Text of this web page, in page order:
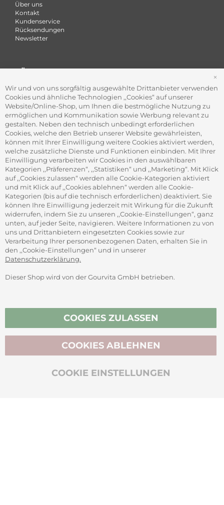
Über uns
Kontakt
Kundenservice
Rücksendungen
Newsletter
FÜR FIRMEN
Office Coffee Kaffee für das Büro
Firmenkundenservice
Firmenrabatt-Programm
Werbegeschenke
ADRESSE
Gourvita GmbH
Adam-Opel-Str. 19
63322 Rödermark
SICHER ZAHLEN
Vertrag widerrufen
BIO-ZERTIFIZIERT
Wir und von uns sorgfältig ausgewählte Drittanbieter verwenden
Cookies und ähnliche Technologien ,,Cookies“ auf unserer
Website/Online-Shop, um Ihnen die bestmögliche Nutzung zu
ermöglichen und Kommunikation sowie Werbung relevant zu
gestalten. Neben den technisch unbedingt erforderlichen
Cookies, welche den Betrieb unserer Website gewährleisten,
können mit Ihrer Einwilligung weitere Cookies aktiviert werden,
welche zusätzliche Dienste und Funktionen einbinden. Mit Ihrer
Einwilligung verarbeiten wir Cookies in den auswählbaren
Kategorien ,,Präferenzen“, ,,Statistiken“ und ,,Marketing“. Mit Klick
auf ,,Cookies zulassen“ werden alle Cookie-Kategorien aktiviert
und mit Klick auf ,,Cookies ablehnen“ werden alle Cookie-
Kategorien (bis auf die technisch erforderlichen) deaktiviert. Sie
können Ihre Einwilligung jederzeit mit Wirkung für die Zukunft
widerrufen, indem Sie zu unseren ,,Cookie-Einstellungen“, ganz
unten, auf jeder Seite, navigieren. Weitere Informationen zu von
uns und Drittanbietern eingesetzten Cookies sowie zur
Verarbeitung Ihrer personenbezogenen Daten, erhalten Sie in
den ,,Cookie-Einstellungen“ und in unserer
Datenschutzerklärung.
Dieser Shop wird von der Gourvita GmbH betrieben.
COOKIES ZULASSEN
COOKIE EINSTELLUNGEN
COOKIES ABLEHNEN